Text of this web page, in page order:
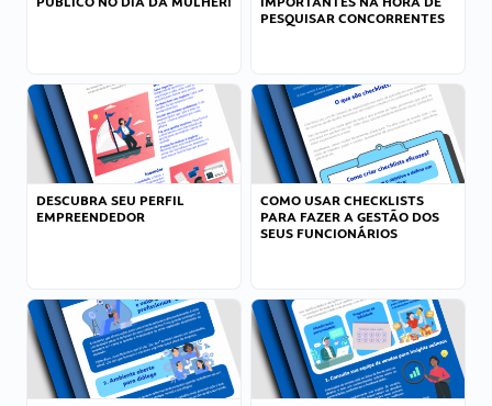
PESQUISAR CONCORRENTES
DESCUBRA SEU PERFIL
EMPREENDEDOR
COMO USAR CHECKLISTS
PARA FAZER A GESTÃO DOS
SEUS FUNCIONÁRIOS